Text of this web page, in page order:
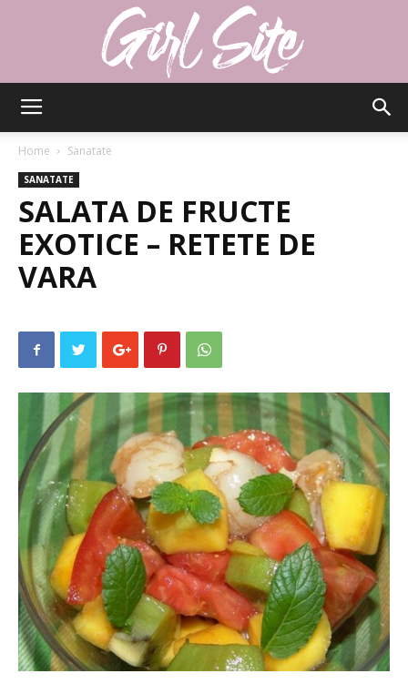
Home Sanatate
SANATATE
SALATA DE FRUCTE
EXOTICE – RETETE DE
VARA